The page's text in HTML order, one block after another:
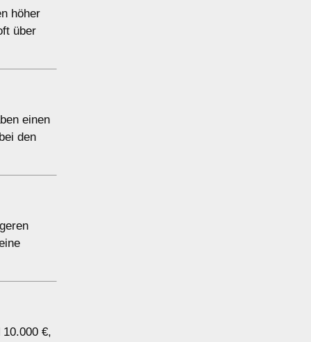
höher
über
einen
den
€,